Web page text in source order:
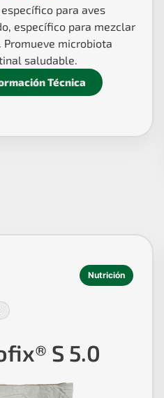
para aves
específico para mezclar
Promueve microbiota
saludable.
Técnica
Nutrición
S 5.0